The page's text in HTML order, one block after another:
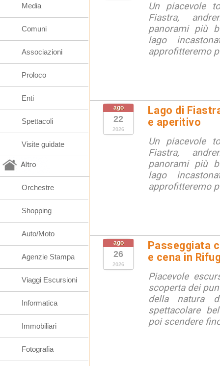
Un piacevole
Fiastra,
panorami più
lago
approfitteremo
ago
22
2026
Lago di
e aperitivo
Un piacevole
Fiastra,
panorami più
lago
approfitteremo
ago
26
2026
Passeggiata
e cena in
Piacevole
scoperta dei
della natura
spettacolare
poi scendere
Media
Comuni
Associazioni
Proloco
Enti
Spettacoli
Visite guidate
Altro
Orchestre
Shopping
Auto/Moto
Agenzie Stampa
Viaggi Escursioni
Informatica
Immobiliari
Fotografia